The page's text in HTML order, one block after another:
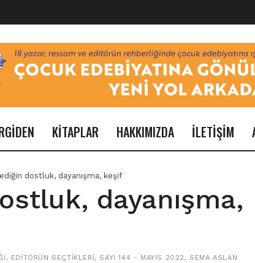
KİTAPLAR HAKKIMIZDA İLETİŞİM
dostluk, dayanışma, keşif
dayanışma,
, EDITÖRÜN SEÇTIKLERI, SAYI 144 - MAYIS 2022, SEMA ASLAN